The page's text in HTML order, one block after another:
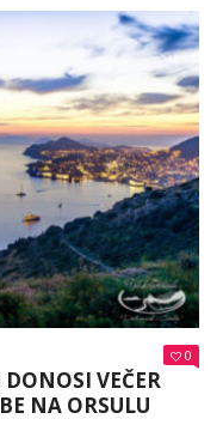
0
VEČER
NA ORSULU